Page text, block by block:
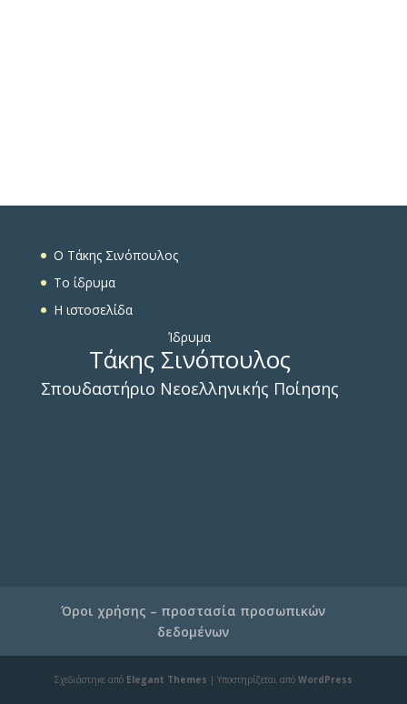
O Τάκης Σινόπουλος
To ίδρυμα
Η ιστοσελίδα
Ίδρυμα
Τάκης Σινόπουλος
Σπουδαστήριο Νεοελληνικής Ποίησης
Όροι χρήσης – προστασία προσωπικών
δεδομένων
Σχεδιάστηκε από Elegant Themes | Υποστηρίζεται από WordPress